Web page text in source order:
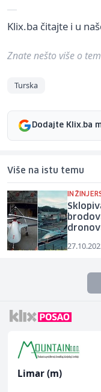
Klix.ba čitajte i u
Znate nešto više o
Turska
Dodajte Klix.ba
Više na istu temu
Limar (m)